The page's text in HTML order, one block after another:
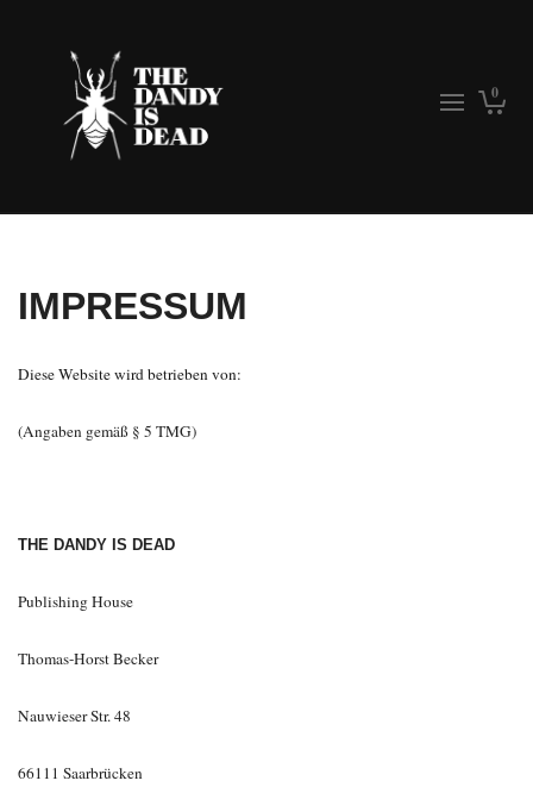
0
IMPRESSUM
Diese Website wird betrieben von:
(Angaben gemäß § 5 TMG)
THE DANDY IS DEAD
Publishing House
Thomas-Horst Becker
Nauwieser Str. 48
66111 Saarbrücken